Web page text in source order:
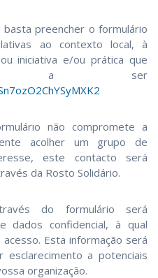
preencher o formulário
ao contexto local, à
iniciativa e/ou prática que
a ser
não compromete a
acolher um grupo de
este contacto será
da Rosto Solidário.
do formulário será
dados confidencial, à qual
Esta informação será
esclarecimento a potenciais
organização.